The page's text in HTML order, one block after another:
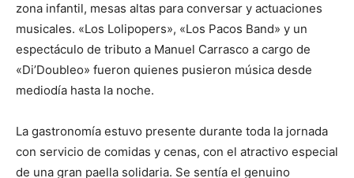
zona infantil, mesas altas para conversar y actuaciones
musicales. «Los Lolipopers», «Los Pacos Band» y un
espectáculo de tributo a Manuel Carrasco a cargo de
«Di’Doubleo» fueron quienes pusieron música desde
mediodía hasta la noche.
La gastronomía estuvo presente durante toda la jornada
con servicio de comidas y cenas, con el atractivo especial
de una gran paella solidaria. Se sentía el genuino